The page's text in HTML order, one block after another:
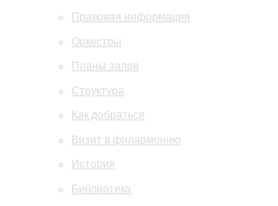
Правовая информация
Оркестры
Планы залов
Структура
Как добраться
Визит в филармонию
История
Библиотека